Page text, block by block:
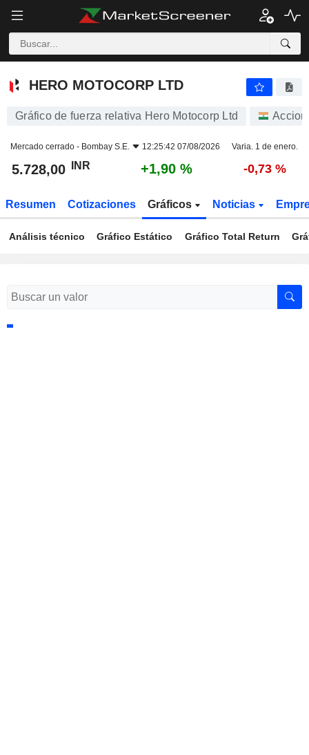
HERO MOTOCORP LTD
HERO MOTOCORP LTD
Gráfico de fuerza relativa Hero Motocorp Ltd
Mercado cerrado - Bombay S.E. 12:25:42 07/08/2026 Varia. 1 de enero.
5.728,00 INR +1,90 % -0,73 %
Resumen Cotizaciones Gráficos Noticias
Análisis técnico Gráfico Estático Gráfico Total Return